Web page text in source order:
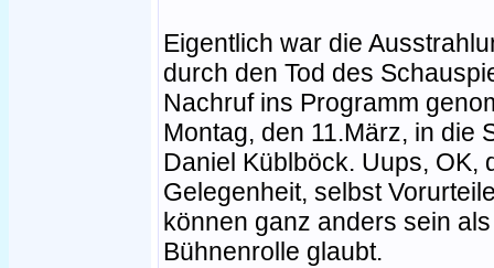
Eigentlich war die
durch den Tod des
Nachruf ins Programm
Montag, den 11.März, in die
Daniel Küblböck. Uups, OK,
Gelegenheit, selbst
können ganz anders sein
Bühnenrolle glaubt.